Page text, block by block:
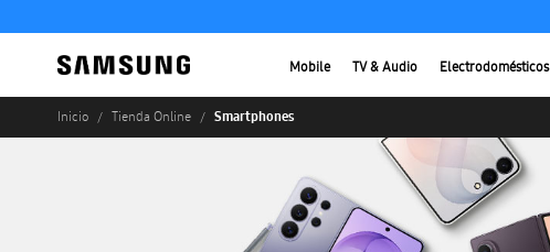
Mobile TV & Audio Electrodomésticos
Inicio Tienda Online Smartphones